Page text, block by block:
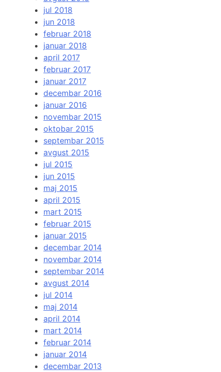
jul 2018
jun 2018
februar 2018
januar 2018
april 2017
februar 2017
januar 2017
decembar 2016
januar 2016
novembar 2015
oktobar 2015
septembar 2015
avgust 2015
jul 2015
jun 2015
maj 2015
april 2015
mart 2015
februar 2015
januar 2015
decembar 2014
novembar 2014
septembar 2014
avgust 2014
jul 2014
maj 2014
april 2014
mart 2014
februar 2014
januar 2014
decembar 2013